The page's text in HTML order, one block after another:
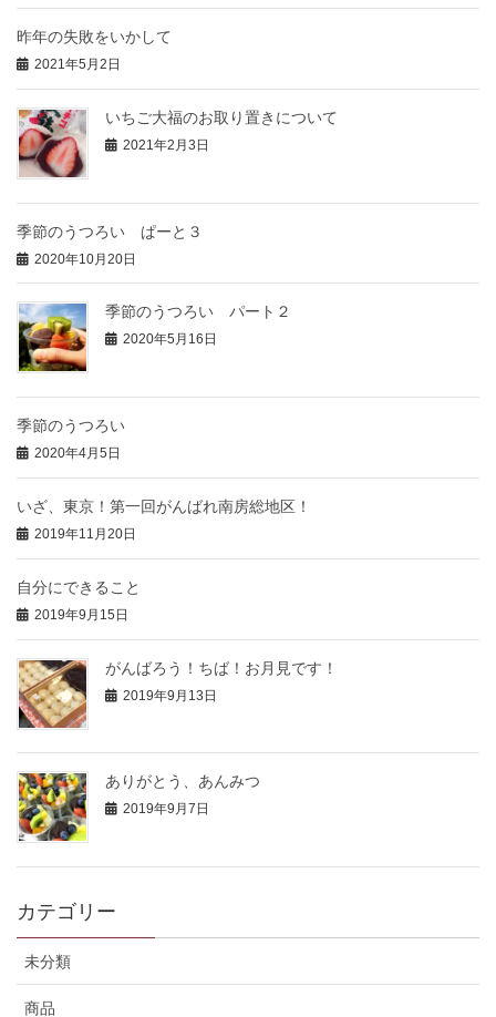
昨年の失敗をいかして
2021年5月2日
いちご大福のお取り置きについて
2021年2月3日
季節のうつろい ぱーと３
2020年10月20日
季節のうつろい パート２
2020年5月16日
季節のうつろい
2020年4月5日
いざ、東京！第一回がんばれ南房総地区！
2019年11月20日
自分にできること
2019年9月15日
がんばろう！ちば！お月見です！
2019年9月13日
ありがとう、あんみつ
2019年9月7日
カテゴリー
未分類
商品